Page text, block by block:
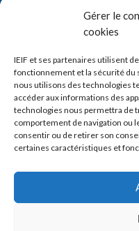
Gérer le
cookies
IEIF et ses partenaires utilisent
fonctionnement et la sécurité
nous utilisons des technologies
accéder aux informations des
technologies nous permettra de
comportement de navigation ou
consentir ou de retirer son
certaines caractéristiques et
Prénom*
E-mail*